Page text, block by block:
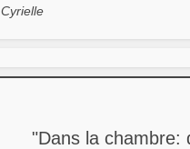
Cyrielle
"Dans la chambre: